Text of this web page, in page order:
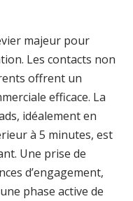
majeur pour
Les contacts non
offrent un
efficace. La
idéalement en
à 5 minutes, est
Une prise de
d’engagement,
phase active de